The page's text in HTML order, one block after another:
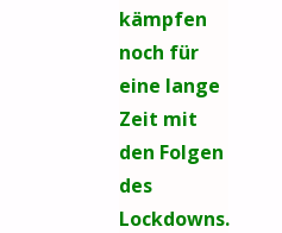
kämpfen
noch für
eine lange
Zeit mit
den Folgen
des
Lockdowns.